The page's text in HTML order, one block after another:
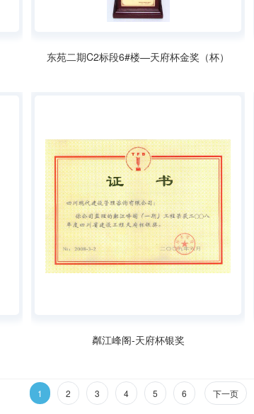
东苑二期C2标段6#楼—天府杯金奖（杯）
粼江峰阁-天府杯银奖
1 2 3 4 5 6 下一页